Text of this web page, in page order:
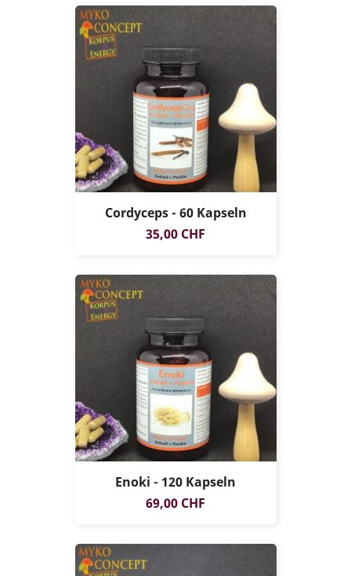
Cordyceps - 60 Kapseln
Preis
35,00 CHF
Enoki - 120 Kapseln
Preis
69,00 CHF